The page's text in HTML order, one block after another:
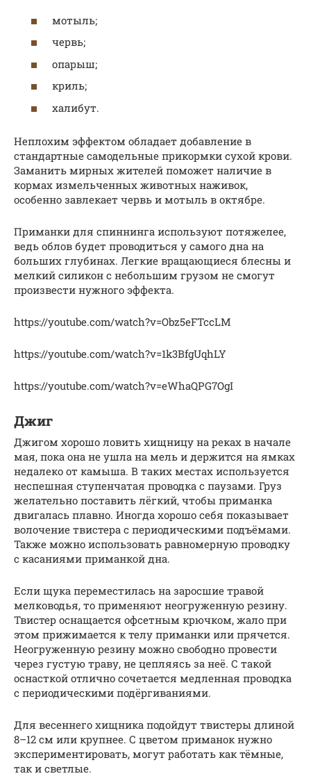
мотыль;
червь;
опарыш;
криль;
халибут.
Неплохим эффектом обладает добавление в
стандартные самодельные прикормки сухой крови.
Заманить мирных жителей поможет наличие в
кормах измельченных животных наживок,
особенно завлекает червь и мотыль в октябре.
Приманки для спиннинга используют потяжелее,
ведь облов будет проводиться у самого дна на
больших глубинах. Легкие вращающиеся блесны и
мелкий силикон с небольшим грузом не смогут
произвести нужного эффекта.
https://youtube.com/watch?v=Obz5eFTccLM
https://youtube.com/watch?v=1k3BfgUqhLY
https://youtube.com/watch?v=eWhaQPG7OgI
Джиг
Джигом хорошо ловить хищницу на реках в начале
мая, пока она не ушла на мель и держится на ямках
недалеко от камыша. В таких местах используется
неспешная ступенчатая проводка с паузами. Груз
желательно поставить лёгкий, чтобы приманка
двигалась плавно. Иногда хорошо себя показывает
волочение твистера с периодическими подъёмами.
Также можно использовать равномерную проводку
с касаниями приманкой дна.
Если щука переместилась на заросшие травой
мелководья, то применяют неогруженную резину.
Твистер оснащается офсетным крючком, жало при
этом прижимается к телу приманки или прячется.
Неогруженную резину можно свободно провести
через густую траву, не цепляясь за неё. С такой
оснасткой отлично сочетается медленная проводка
с периодическими подёргиваниями.
Для весеннего хищника подойдут твистеры длиной
8–12 см или крупнее. С цветом приманок нужно
экспериментировать, могут работать как тёмные,
так и светлые.